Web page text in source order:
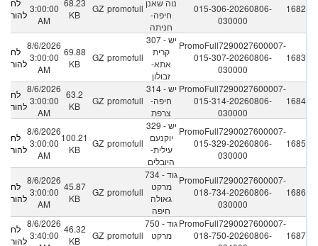
לחץ
להורדה
3:00:00
AM
68.23
KB
GZ promofull נוה שאנן
חיפה-
חניתה
015-306-20260806-
030000
1682
לחץ
להורדה
8/6/2026
3:00:00
AM
69.88
KB
GZ promofull
307 - יש
קרית
אתא-
זבולון
PromoFull7290027600007-
015-307-20260806-
030000
1683
לחץ
להורדה
8/6/2026
3:00:00
AM
63.2
KB
GZ promofull
314 - יש
חיפה-
צרפת
PromoFull7290027600007-
015-314-20260806-
030000
1684
לחץ
להורדה
8/6/2026
3:00:00
AM
100.21
KB
GZ promofull
329 - יש
יוקנעם
עילית-
היובלים
PromoFull7290027600007-
015-329-20260806-
030000
1685
לחץ
להורדה
8/6/2026
3:00:00
AM
45.87
KB
GZ promofull
734 - גוד
מרקט
גאולה
חיפה
PromoFull7290027600007-
018-734-20260806-
030000
1686
לחץ
להורדה
8/6/2026
3:40:00
46.32
KB
GZ promofull
750 - גוד
מרקט
PromoFull7290027600007-
018-750-20260806-
1687